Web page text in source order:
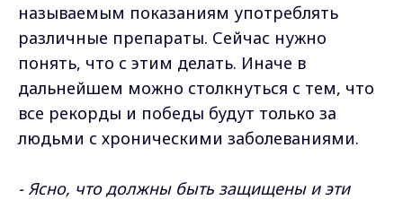
называемым показаниям употреблять
различные препараты. Сейчас нужно
понять, что с этим делать. Иначе в
дальнейшем можно столкнуться с тем, что
все рекорды и победы будут только за
людьми с хроническими заболеваниями.
- Ясно, что должны быть защищены и эти